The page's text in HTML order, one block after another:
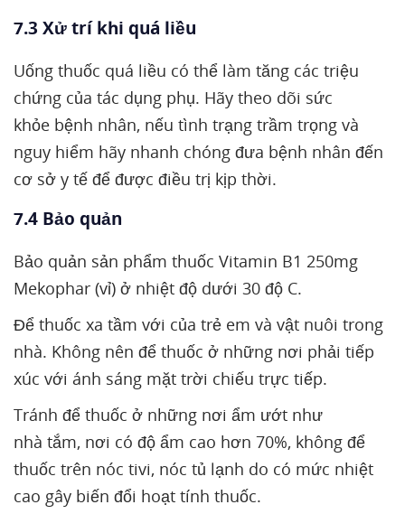
7.3 Xử trí khi quá liều
Uống thuốc quá liều có thể làm tăng các triệu
chứng của tác dụng phụ. Hãy theo dõi sức
khỏe bệnh nhân, nếu tình trạng trầm trọng và
nguy hiểm hãy nhanh chóng đưa bệnh nhân đến
cơ sở y tế để được điều trị kịp thời.
7.4 Bảo quản
Bảo quản sản phẩm thuốc Vitamin B1 250mg
Mekophar (vỉ) ở nhiệt độ dưới 30 độ C.
Để thuốc xa tầm với của trẻ em và vật nuôi trong
nhà. Không nên để thuốc ở những nơi phải tiếp
xúc với ánh sáng mặt trời chiếu trực tiếp.
Tránh để thuốc ở những nơi ẩm ướt như
nhà tắm, nơi có độ ẩm cao hơn 70%, không để
thuốc trên nóc tivi, nóc tủ lạnh do có mức nhiệt
cao gây biến đổi hoạt tính thuốc.